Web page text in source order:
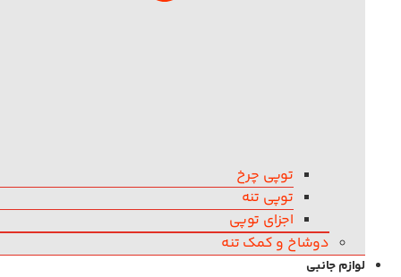
توپی چرخ
توپی تنه
اجزای توپی
دوشاخ و کمک تنه
لوازم جانبی